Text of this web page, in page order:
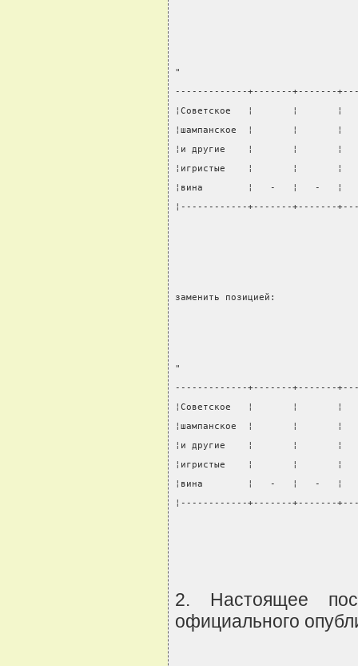
"
-------------+-------+-------
¦Советское   ¦       ¦
¦шампанское  ¦       ¦
¦и другие    ¦       ¦
¦игристые    ¦       ¦
¦вина        ¦   -   ¦   -   ¦
¦------------+-------+-------
заменить позицией:
"
-------------+-------+-------
¦Советское   ¦       ¦
¦шампанское  ¦       ¦
¦и другие    ¦       ¦
¦игристые    ¦       ¦
¦вина        ¦   -   ¦   -   ¦
¦------------+-------+-------
2. Настоящее
официального